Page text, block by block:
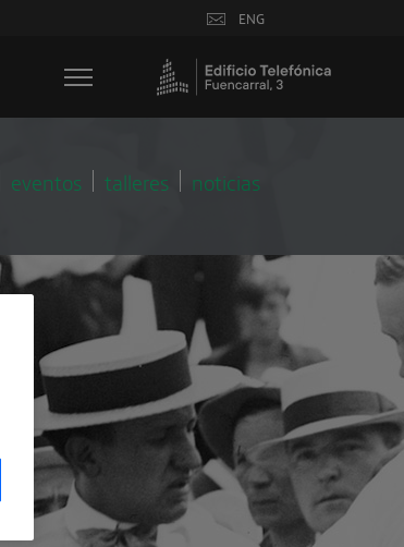
ENG
eventos talleres noticias